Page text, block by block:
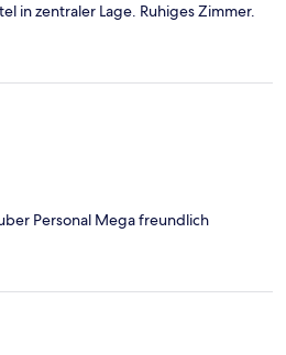
in zentraler Lage. Ruhiges Zimmer.
Personal Mega freundlich